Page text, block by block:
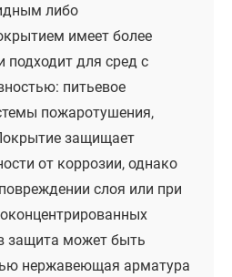
либо
имеет более
подходит для сред с
питьевое
пожаротушения,
защищает
от коррозии, однако
слоя или при
защита может быть
нержавеющая арматура